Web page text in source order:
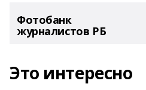
Фотобанк
журналистов РБ
Это интересно